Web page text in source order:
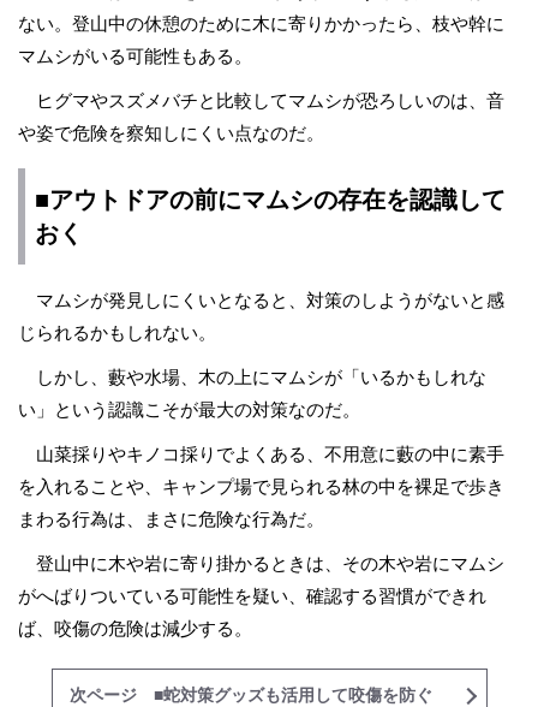
ない。登山中の休憩のために木に寄りかかったら、枝や幹に
マムシがいる可能性もある。
ヒグマやスズメバチと比較してマムシが恐ろしいのは、音
や姿で危険を察知しにくい点なのだ。
■アウトドアの前にマムシの存在を認識して
おく
マムシが発見しにくいとなると、対策のしようがないと感
じられるかもしれない。
しかし、藪や水場、木の上にマムシが「いるかもしれな
い」という認識こそが最大の対策なのだ。
山菜採りやキノコ採りでよくある、不用意に藪の中に素手
を入れることや、キャンプ場で見られる林の中を裸足で歩き
まわる行為は、まさに危険な行為だ。
登山中に木や岩に寄り掛かるときは、その木や岩にマムシ
がへばりついている可能性を疑い、確認する習慣ができれ
ば、咬傷の危険は減少する。
次ページ ■蛇対策グッズも活用して咬傷を防ぐ